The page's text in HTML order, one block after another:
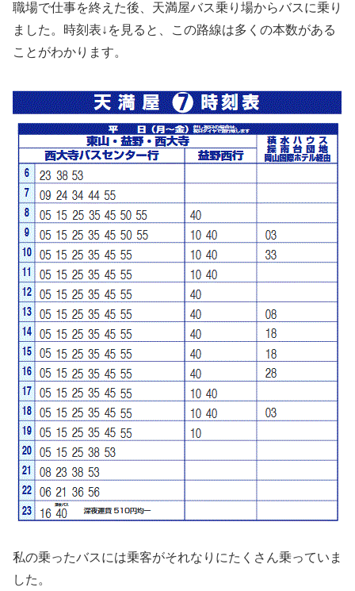
職場で仕事を終えた後、天満屋バス乗り場からバスに乗り
ました。時刻表↓を見ると、この路線は多くの本数がある
ことがわかります。
私の乗ったバスには乗客がそれなりにたくさん乗っていま
した。